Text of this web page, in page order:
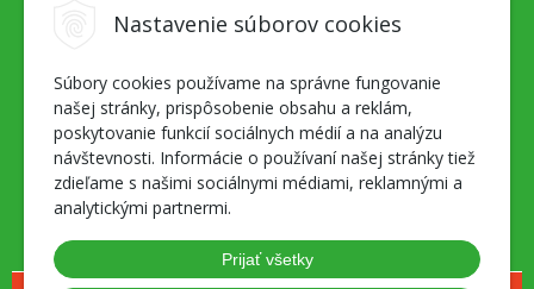
Nastavenie súborov cookies
Súbory cookies používame na správne fungovanie
našej stránky, prispôsobenie obsahu a reklám,
poskytovanie funkcií sociálnych médií a na analýzu
návštevnosti. Informácie o používaní našej stránky tiež
zdieľame s našimi sociálnymi médiami, reklamnými a
analytickými partnermi.
Prijať všetky
Cestovateľský festival Cestou necestou
Alpenverein Slovensko
Hore-dole Derešom
Motorest Nemecká
Splav Hrona